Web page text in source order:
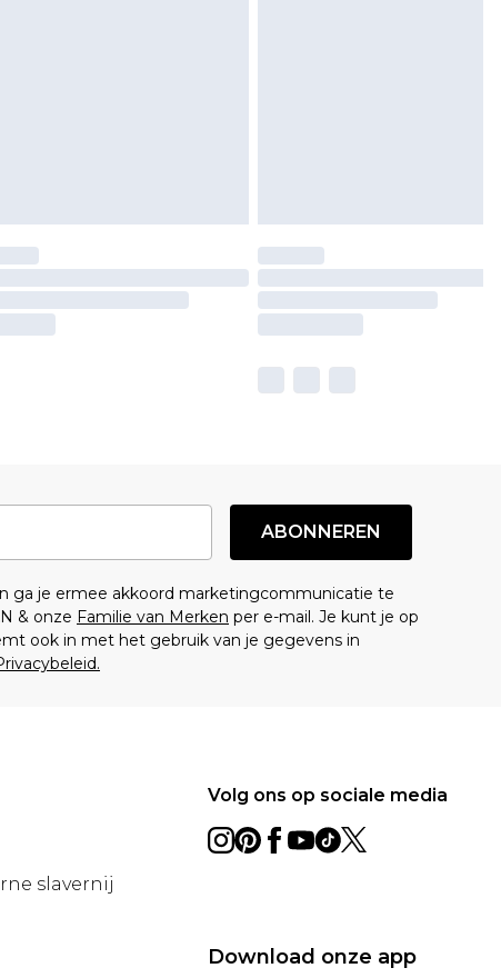
ABONNEREN
ga je ermee akkoord marketingcommunicatie te
& onze Familie van Merken per e-mail. Je kunt je op
ook in met het gebruik van je gegevens in
slavernij
Volg ons op sociale media
Download onze app